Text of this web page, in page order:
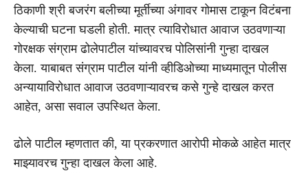
ठिकाणी श्री बजरंग बलीच्या मूर्तीच्या अंगावर गोमास टाकून विटंबना
केल्याची घटना घडली होती. मात्र त्याविरोधात आवाज उठवणाऱ्या
गोरक्षक संग्राम ढोलेपाटील यांच्यावरच पोलिसांनी गुन्हा दाखल
केला. याबाबत संग्राम पाटील यांनी व्हीडिओच्या माध्यमातून पोलीस
अन्यायाविरोधात आवाज उठवणाऱ्यावरच कसे गुन्हे दाखल करत
आहेत, असा सवाल उपस्थित केला.
ढोले पाटील म्हणतात की, या प्रकरणात आरोपी मोकळे आहेत मात्र
माझ्यावरच गुन्हा दाखल केला आहे.